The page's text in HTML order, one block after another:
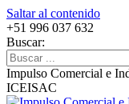
Saltar al contenido
+51 996 037 632
Buscar:
Impulso Comercial e
ICEISAC